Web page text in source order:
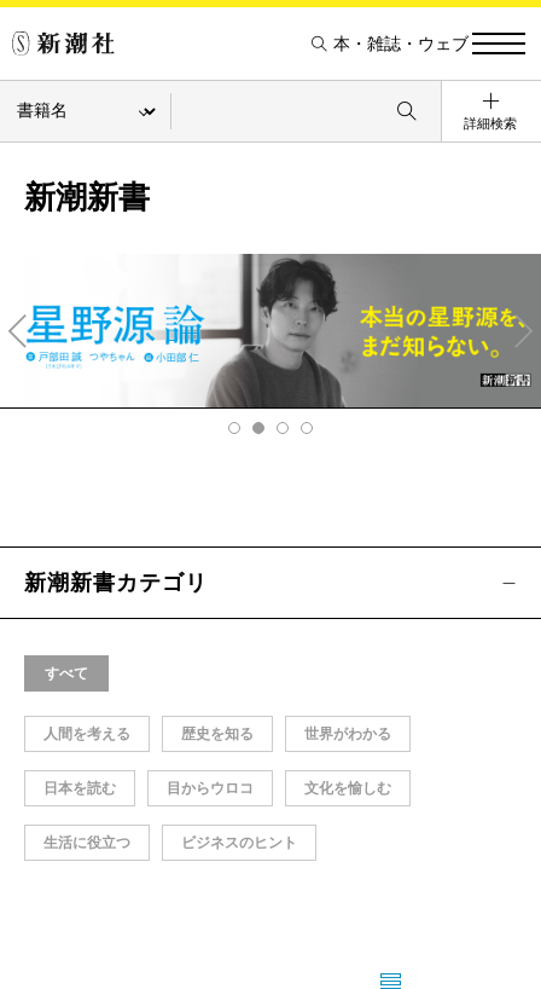
本・雑誌・ウェブ
詳細検索
新潮新書
v
Ne
xt
新潮新書カテゴリ
すべて
人間を考える 歴史を知る 世界がわかる
日本を読む 目からウロコ 文化を愉しむ
生活に役立つ ビジネスのヒント